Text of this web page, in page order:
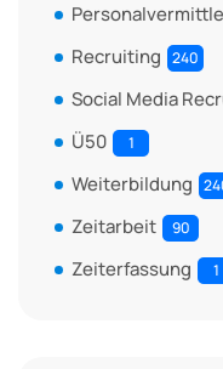
Recruiting 240
Social Media
Ü50 1
Weiterbildung
Zeitarbeit 90
Zeiterfassung 1